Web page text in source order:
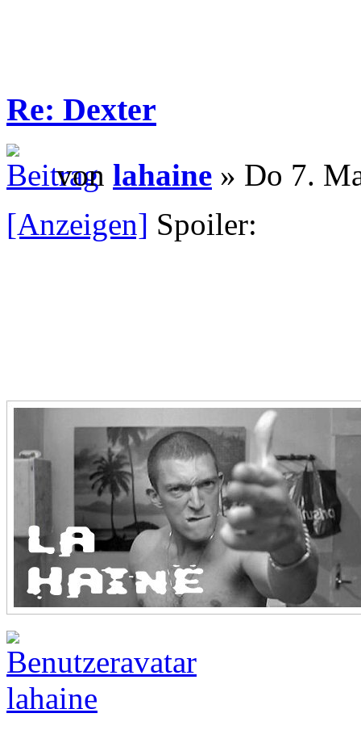
Re: Dexter
von lahaine » Do 7.
[Anzeigen] Spoiler:
lahaine